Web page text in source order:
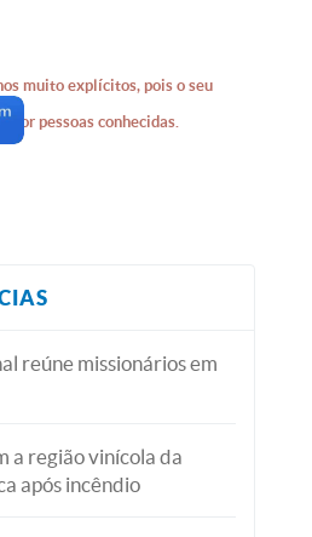
muito explícitos, pois o seu
por pessoas conhecidas.
reúne missionários em
a região vinícola da
após incêndio